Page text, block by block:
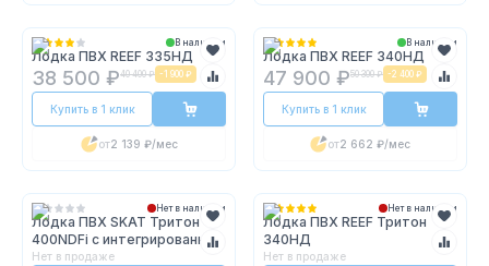
В наличии
Лодка ПВХ REEF 335НД
38 500 ₽40 400 ₽ -1 900 ₽
Купить в 1 клик
от2 139 ₽/мес
В наличии
Лодка ПВХ REEF 340НД
47 900 ₽50 300 ₽ -2 400 ₽
Купить в 1 клик
от2 662 ₽/мес
Нет в наличии
Лодка ПВХ SKAT Тритон
400NDFi с интегрированным
фальшбортом
Нет в продаже
Нет в наличии
Лодка ПВХ REEF Тритон
340НД
Нет в продаже